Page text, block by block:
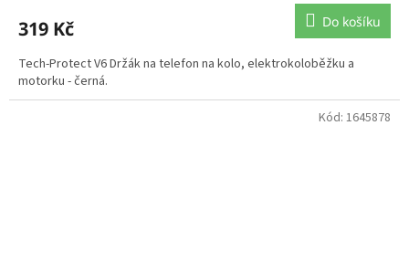
319 Kč Do košíku
Tech-Protect V6 Držák na telefon na kolo, elektrokoloběžku a
motorku - černá.
Kód: 1645878